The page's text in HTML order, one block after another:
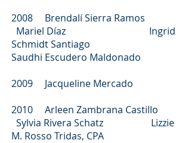
2008 Brendalí Sierra Ramos
Mariel Díaz Ingrid
Schmidt Santiago
Saudhi Escudero Maldonado
2009 Jacqueline Mercado
2010 Arleen Zambrana Castillo
Sylvia Rivera Schatz Lizzie
M. Rosso Tridas, CPA